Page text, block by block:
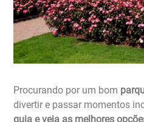
Procurando por um bom
divertir e passar momentos
guia e veja as melhores